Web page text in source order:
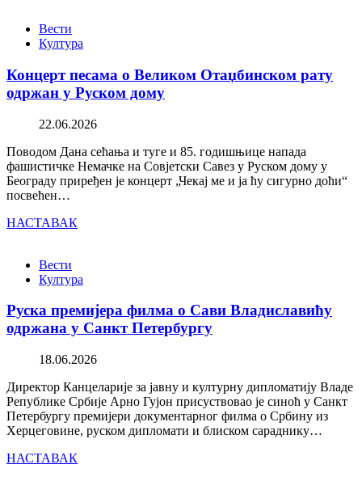
Вести
Култура
Концерт песама о Великом Отаџбинском рату
одржан у Руском дому
22.06.2026
Поводом Дана сећања и туге и 85. годишњице напада
фашистичке Немачке на Совјетски Савез у Руском дому у
Београду приређен је концерт „Чекај ме и ја ћу сигурно доћи“
посвећен…
НАСТАВАК
Вести
Култура
Руска премијера филма о Сави Владиславићу
одржана у Санкт Петербургу
18.06.2026
Директор Канцеларије за јавну и културну дипломатију Владе
Републике Србије Арно Гујон присуствовао је синоћ у Санкт
Петербургу премијери документарног филма о Србину из
Херцеговине, руском дипломати и блиском сараднику…
НАСТАВАК